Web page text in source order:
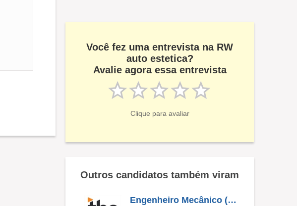
Você fez uma entrevista na RW
auto estetica?
Avalie agora essa entrevista
Clique para avaliar
Outros candidatos também viram
Engenheiro Mecânico (Climatização)